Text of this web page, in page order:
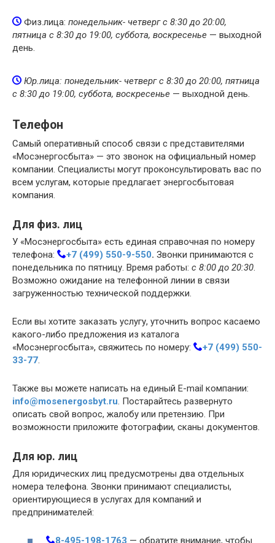
Физ.лица: понедельник- четверг с 8:30 до 20:00,
пятница с 8:30 до 19:00, суббота, воскресенье — выходной
день.
Юр.лица: понедельник- четверг с 8:30 до 20:00, пятница
с 8:30 до 19:00, суббота, воскресенье — выходной день.
Телефон
Самый оперативный способ связи с представителями
«Мосэнергосбыта» — это звонок на официальный номер
компании. Специалисты могут проконсультировать вас по
всем услугам, которые предлагает энергосбытовая
компания.
Для физ. лиц
У «Мосэнергосбыта» есть единая справочная по номеру
телефона:
+7 (499) 550-9-550. Звонки принимаются с
понедельника по пятницу. Время работы: с 8:00 до 20:30.
Возможно ожидание на телефонной линии в связи
загруженностью технической поддержки.
Если вы хотите заказать услугу, уточнить вопрос касаемо
какого-либо предложения из каталога
«Мосэнергосбыта», свяжитесь по номеру:
+7 (499) 550-
33-77.
Также вы можете написать на единый E-mail компании:
info@mosenergosbyt.ru. Постарайтесь развернуто
описать свой вопрос, жалобу или претензию. При
возможности приложите фотографии, сканы документов.
Для юр. лиц
Для юридических лиц предусмотрены два отдельных
номера телефона. Звонки принимают специалисты,
ориентирующиеся в услугах для компаний и
предпринимателей:
8-495-198-1763 — обратите внимание, чтобы